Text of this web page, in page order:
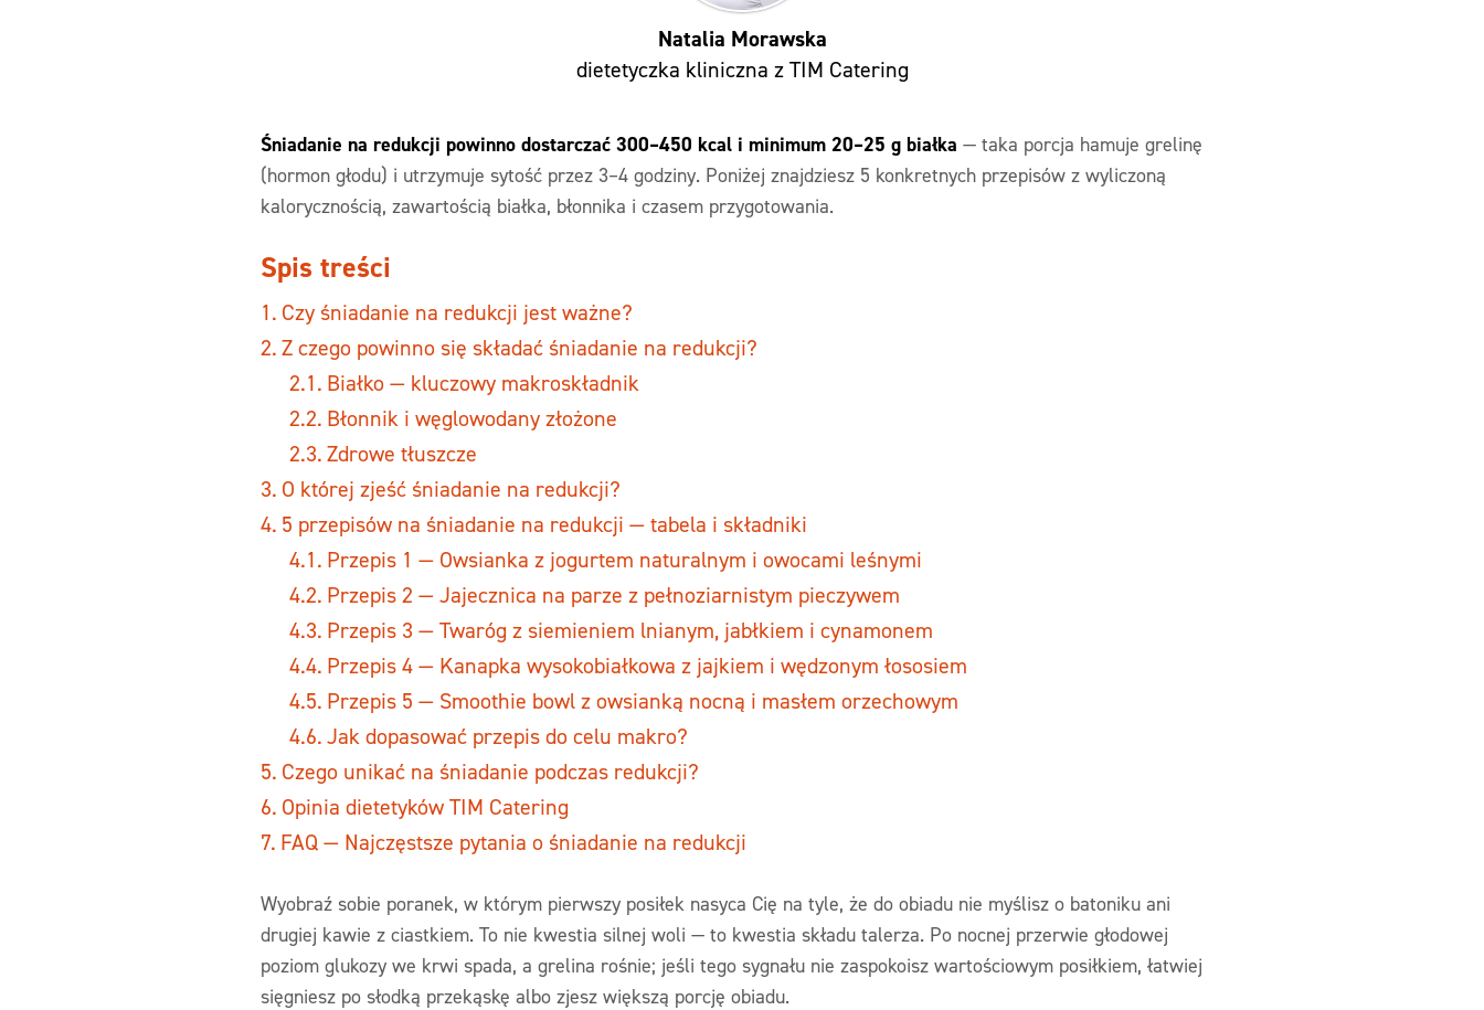
Natalia Morawska
dietetyczka kliniczna z TIM Catering
Śniadanie na redukcji powinno dostarczać 300–450 kcal i minimum 20–25 g białka — taka porcja hamuje grelinę
(hormon głodu) i utrzymuje sytość przez 3–4 godziny. Poniżej znajdziesz 5 konkretnych przepisów z wyliczoną
kalorycznością, zawartością białka, błonnika i czasem przygotowania.
Spis treści
Czy śniadanie na redukcji jest ważne?
Z czego powinno się składać śniadanie na redukcji?
Białko — kluczowy makroskładnik
Błonnik i węglowodany złożone
Zdrowe tłuszcze
O której zjeść śniadanie na redukcji?
5 przepisów na śniadanie na redukcji — tabela i składniki
Przepis 1 — Owsianka z jogurtem naturalnym i owocami leśnymi
Przepis 2 — Jajecznica na parze z pełnoziarnistym pieczywem
Przepis 3 — Twaróg z siemieniem lnianym, jabłkiem i cynamonem
Przepis 4 — Kanapka wysokobiałkowa z jajkiem i wędzonym łososiem
Przepis 5 — Smoothie bowl z owsianką nocną i masłem orzechowym
Jak dopasować przepis do celu makro?
Czego unikać na śniadanie podczas redukcji?
Opinia dietetyków TIM Catering
FAQ — Najczęstsze pytania o śniadanie na redukcji
Wyobraź sobie poranek, w którym pierwszy posiłek nasyca Cię na tyle, że do obiadu nie myślisz o batoniku ani
drugiej kawie z ciastkiem. To nie kwestia silnej woli — to kwestia składu talerza. Po nocnej przerwie głodowej
poziom glukozy we krwi spada, a grelina rośnie; jeśli tego sygnału nie zaspokoisz wartościowym posiłkiem, łatwiej
sięgniesz po słodką przekąskę albo zjesz większą porcję obiadu.